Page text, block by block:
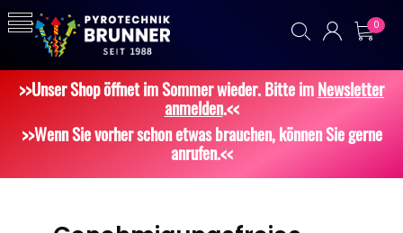
0
>>Unser Shop öffnet im Sommer wieder. Bitte imNewsletter
anmelden.<<
>>Wenn Sie vorher schon etwas brauchen, können Sie gerne
anrufen.<<